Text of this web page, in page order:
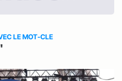
LE MOT-CLE